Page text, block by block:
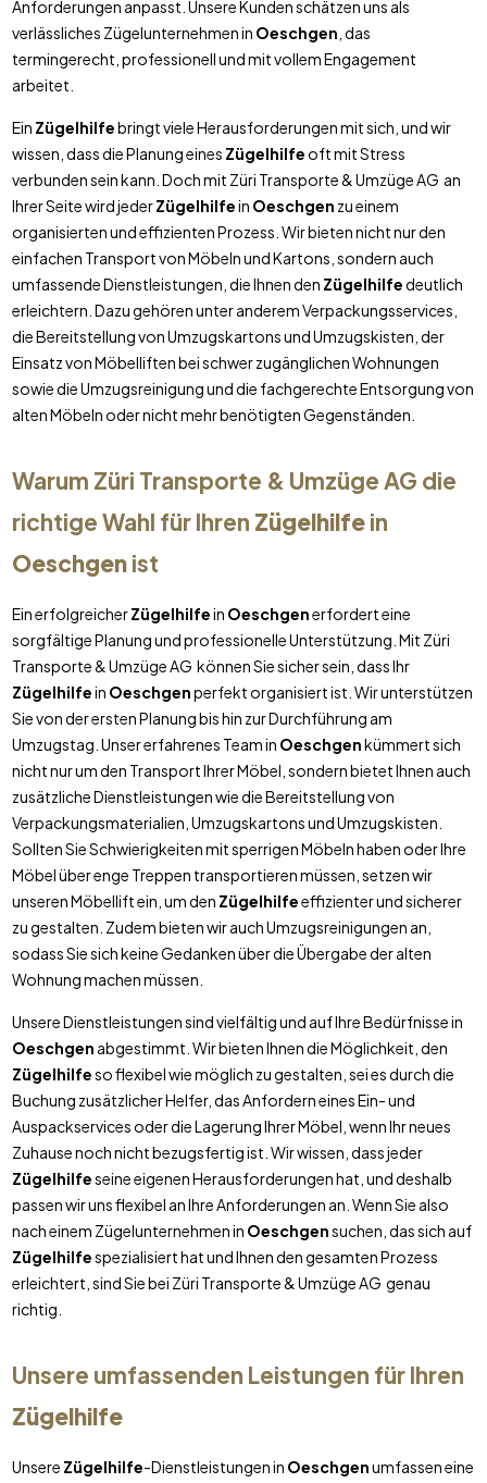
Anforderungen anpasst. Unsere Kunden schätzen uns als
verlässliches Zügelunternehmen in Oeschgen , das
termingerecht, professionell und mit vollem Engagement
arbeitet.
Ein Zügelhilfebringt viele Herausforderungen mit sich, und wir
wissen, dass die Planung eines Zügelhilfeoft mit Stress
verbunden sein kann. Doch mit Züri Transporte & Umzüge AG an
Ihrer Seite wird jederZügelhilfein Oeschgen zu einem
organisierten und effizienten Prozess. Wir bieten nicht nur den
einfachen Transport von Möbeln und Kartons, sondern auch
umfassende Dienstleistungen, die Ihnen den Zügelhilfedeutlich
erleichtern. Dazu gehören unter anderem Verpackungsservices,
die Bereitstellung von Umzugskartons und Umzugskisten, der
Einsatz von Möbelliften bei schwer zugänglichen Wohnungen
sowie die Umzugsreinigung und die fachgerechte Entsorgung von
alten Möbeln oder nicht mehr benötigten Gegenständen.
Warum Züri Transporte & Umzüge AG die
richtige Wahl für Ihren Zügelhilfein
Oeschgenist
Ein erfolgreicherZügelhilfein Oeschgenerfordert eine
sorgfältige Planung und professionelle Unterstützung. Mit Züri
Transporte & Umzüge AG können Sie sicher sein, dass Ihr
Zügelhilfein Oeschgenperfekt organisiert ist. Wir unterstützen
Sie von der ersten Planung bis hin zur Durchführung am
Umzugstag. Unser erfahrenes Team in Oeschgenkümmert sich
nicht nur um den Transport Ihrer Möbel, sondern bietet Ihnen auch
zusätzliche Dienstleistungen wie die Bereitstellung von
Verpackungsmaterialien, Umzugskartons und Umzugskisten.
Sollten Sie Schwierigkeiten mit sperrigen Möbeln haben oder Ihre
Möbel über enge Treppen transportieren müssen, setzen wir
unseren Möbellift ein, um den Zügelhilfeeffizienter und sicherer
zu gestalten. Zudem bieten wir auch Umzugsreinigungen an,
sodass Sie sich keine Gedanken über die Übergabe der alten
Wohnung machen müssen.
Unsere Dienstleistungen sind vielfältig und auf Ihre Bedürfnisse in
Oeschgen abgestimmt. Wir bieten Ihnen die Möglichkeit, den
Zügelhilfeso flexibel wie möglich zu gestalten, sei es durch die
Buchung zusätzlicher Helfer, das Anfordern eines Ein- und
Auspackservices oder die Lagerung Ihrer Möbel, wenn Ihr neues
Zuhause noch nicht bezugsfertig ist. Wir wissen, dass jeder
Zügelhilfeseine eigenen Herausforderungen hat, und deshalb
passen wir uns flexibel an Ihre Anforderungen an. Wenn Sie also
nach einem Zügelunternehmen in Oeschgensuchen, das sich auf
Zügelhilfespezialisiert hat und Ihnen den gesamten Prozess
erleichtert, sind Sie bei Züri Transporte & Umzüge AG genau
richtig.
Unsere umfassenden Leistungen für Ihren
Zügelhilfe
Unsere Zügelhilfe-Dienstleistungen in Oeschgenumfassen eine